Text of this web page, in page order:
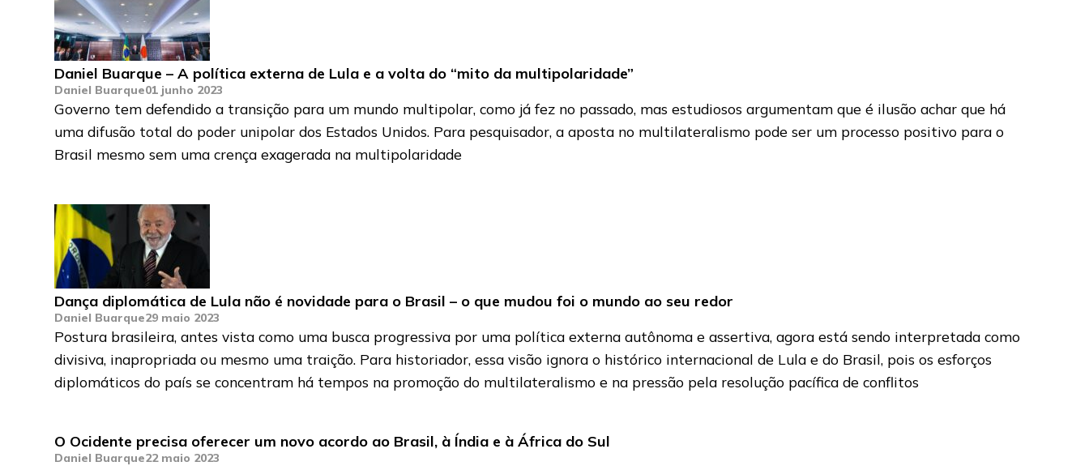
Daniel Buarque – A política externa de Lula e a volta do “mito da multipolaridade”
Daniel Buarque01 junho 2023
Governo tem defendido a transição para um mundo multipolar, como já fez no passado, mas estudiosos argumentam que é ilusão achar que há
uma difusão total do poder unipolar dos Estados Unidos. Para pesquisador, a aposta no multilateralismo pode ser um processo positivo para o
Brasil mesmo sem uma crença exagerada na multipolaridade
Dança diplomática de Lula não é novidade para o Brasil – o que mudou foi o mundo ao seu redor
Daniel Buarque29 maio 2023
Postura brasileira, antes vista como uma busca progressiva por uma política externa autônoma e assertiva, agora está sendo interpretada como
divisiva, inapropriada ou mesmo uma traição. Para historiador, essa visão ignora o histórico internacional de Lula e do Brasil, pois os esforços
diplomáticos do país se concentram há tempos na promoção do multilateralismo e na pressão pela resolução pacífica de conflitos
O Ocidente precisa oferecer um novo acordo ao Brasil, à Índia e à África do Sul
Daniel Buarque22 maio 2023